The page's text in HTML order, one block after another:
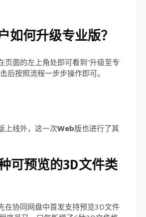
如何升级专业版？
页面的左上角处即可看到“升级至专
后按照流程一步步操作即可。
上线外，这一次Web版也进行了其
可预览的3D文件类
在协同网盘中首发支持预览3D文件